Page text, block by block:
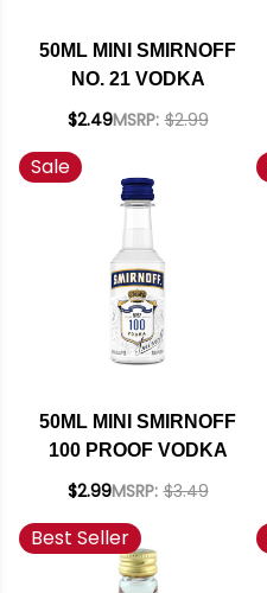
50ML MINI SMIRNOFF
NO. 21 VODKA
$2.49MSRP: $2.99
Sale
50ML MINI SMIRNOFF
100 PROOF VODKA
$2.99MSRP: $3.49
Best Seller